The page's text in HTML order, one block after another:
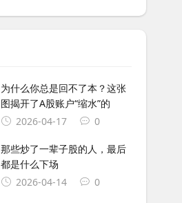
为什么你总是回不了本？这张
图揭开了A股账户“缩水”的
2026-04-17
0
那些炒了一辈子股的人，最后
都是什么下场
2026-04-14
0